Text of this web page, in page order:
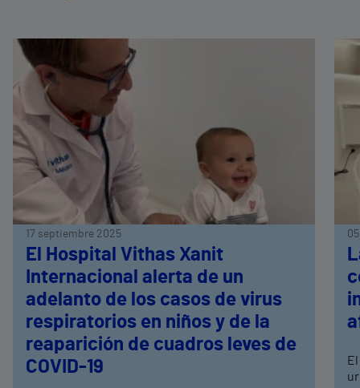
17 septiembre 2025
El Hospital Vithas Xanit
Internacional alerta de un
adelanto de los casos de virus
respiratorios en niños y de la
reaparición de cuadros leves de
COVID-19